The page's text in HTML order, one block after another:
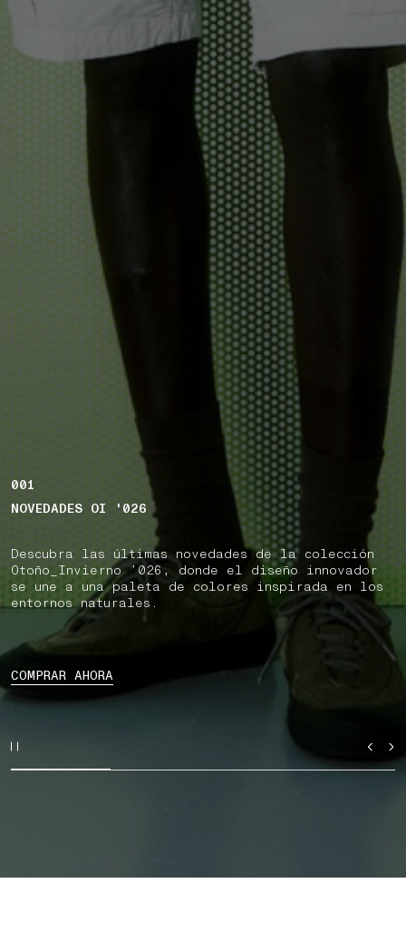
001
NOVEDADES OI '026
Descubra las últimas novedades de la colección
Otoño_Invierno ’026, donde el diseño innovador
se une a una paleta de colores inspirada en los
entornos naturales.
COMPRAR AHORA